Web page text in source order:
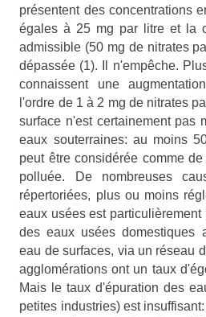
présentent des concentrations
égales à 25 mg par litre et la
admissible (50 mg de nitrates
dépassée (1). Il n'empêche.
connaissent une
l'ordre de 1 à 2 mg de nitrates
surface n'est certainement pas
eaux souterraines: au moins
peut être considérée comme
polluée. De nombreuses
répertoriées, plus ou moins
eaux usées est
des eaux usées domestiques
eau de surfaces, via un réseau
agglomérations ont un taux
Mais le taux d'épuration des
petites industries) est